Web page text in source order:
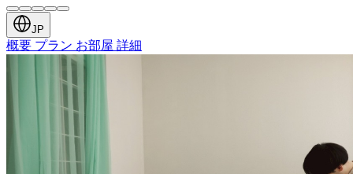
JP
概要 プラン お部屋 詳細